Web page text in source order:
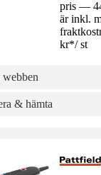
pris —
är inkl.
kr*/ st
& hämta